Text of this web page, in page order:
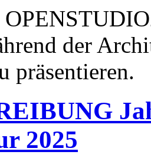
der
präsentieren.
2025